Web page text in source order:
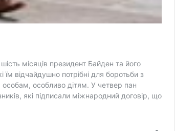
місяців президент Байден та його
їм відчайдушно потрібні для боротьби з
особливо дітям. У четвер пан
які підписали міжнародний договір, що